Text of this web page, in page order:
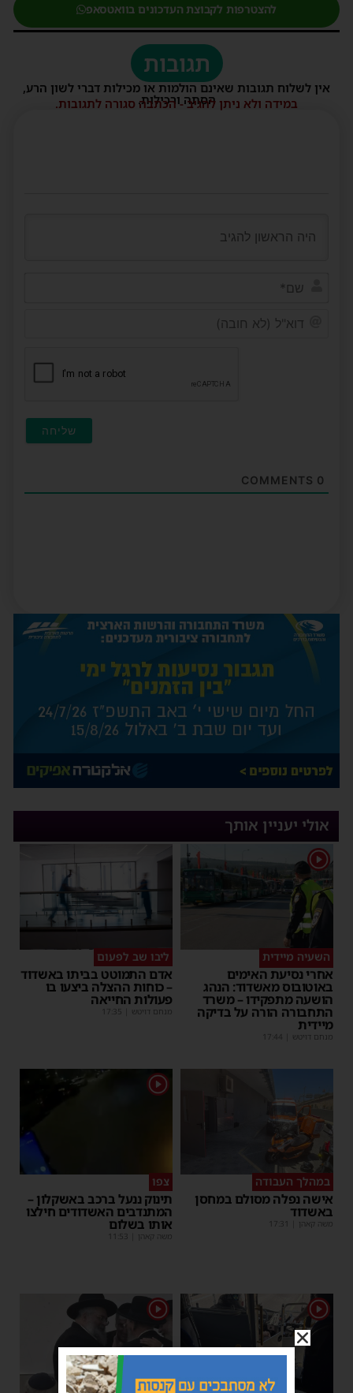
להצטרפות לקבוצת העדכונים בוואטסאפ
תגובות
אין לשלוח תגובות שאינם הולמות או מכילות דברי לשון הרע,
הסתה ורכילות.
במידה ולא ניתן להגיב - הכתבה סגורה לתגובות.
0
אולי יעניין אותך
1
השעיה מיידית
אחרי נסיעת האימים
באוטובוס מאשדוד: הנהג
הושעה מתפקידו – משרד
התחבורה הורה על בדיקה
מיידית
מנחם דויטש 17:44
ליבו שב לפעום
אדם התמוטט בביתו באשדוד
– כוחות ההצלה ביצעו בו
פעולות החייאה
מנחם דויטש 17:35
במהלך העבודה
אישה נפלה מסולם במחסן
באשדוד
משה קאהן 17:31
1
צפו
תינוק ננעל ברכב באשקלון –
המתנדבים האשדודים חילצו
אותו בשלום
משה קאהן 11:53
1
1